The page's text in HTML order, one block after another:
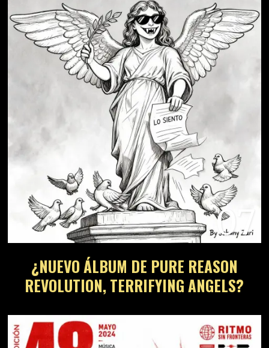
07
¿NUEVO ÁLBUM DE PURE REASON
REVOLUTION, TERRIFYING ANGELS?